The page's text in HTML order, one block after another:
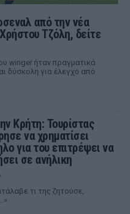
από την νέα
Τζόλη, δείτε
winger ήταν πραγματικά
δύσκολη για έλεγχο από
Κρήτη: Τουρίστας
να χρηματίσει
για του επιτρέψει να
σε ανήλικη
τι της ζητούσε,